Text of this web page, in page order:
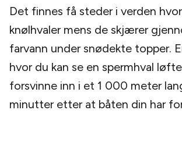
Det finnes få steder i verden
knølhvaler mens de skjærer
farvann under snødekte topper.
hvor du kan se en spermhval
forsvinne inn i et 1 000 meter
minutter etter at båten din har